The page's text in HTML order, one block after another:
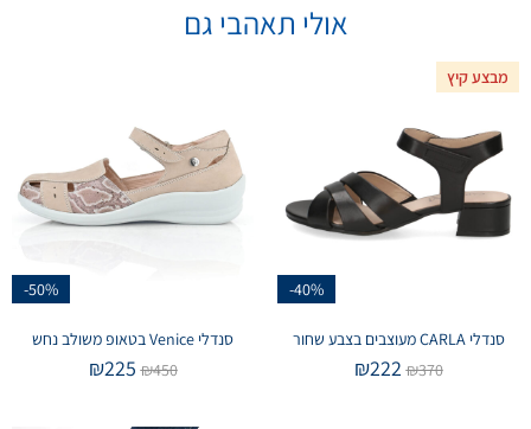
אולי תאהבי גם
מבצע קיץ
-40%
סנדלי CARLA מעוצבים בצבע שחור
₪370
₪222
-50%
סנדלי Venice בטאופ משולב נחש
₪450
₪225